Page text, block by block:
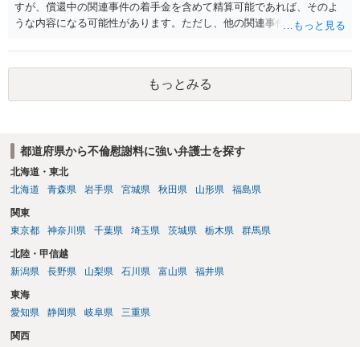
書士との協議になると思います。請求するか，訴訟にするか，その点
の見極めや，相手方は性交類似行為は認めているのか，それさえも否
定しているのかによって，考え方・進め方は変わってくると思いま
す。 ④性交類似行為を認めているにもかかわらず支払を拒否するので
あれば，本人（行政書士でも同じだと思います。）への対応ではあま
り変わらないように思います。減額で折り合えるなら本人様の交渉で
談して進めることを検討した方がよいようにも思います。
すが、償還中の関連事件の着手金を含めて精算可能であれば、そのよ
うな内容になる可能性があります。ただし、他の関連事件でも相手方
情によって対応が違いますので、法テラスへお尋ねいただいた方が確
実です。
もっとみる
都道府県から不倫慰謝料に強い弁護士を探す
北海道・東北
北海道
青森県 岩手県 宮城県 秋田県 山形県 福島県
関東
東京都
神奈川県 千葉県 埼玉県 茨城県 栃木県 群馬県
北陸・甲信越
新潟県
長野県 山梨県 石川県 富山県 福井県
東海
愛知県
静岡県 岐阜県 三重県
関西